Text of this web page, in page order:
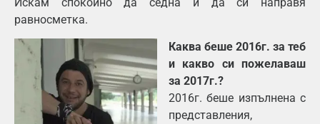
равносметка.
Каква беше 2016г. за теб
и какво си пожелаваш
за 2017г.?
2016г. беше изпълнена с
представления,